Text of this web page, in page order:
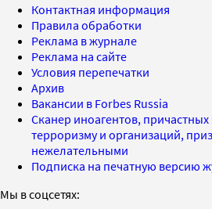
Контактная информация
Правила обработки
Реклама в журнале
Реклама на сайте
Условия перепечатки
Архив
Вакансии в Forbes Russia
Сканер иноагентов, причастных
терроризму и организаций,
нежелательными
Подписка на печатную версию
Мы в соцсетях: